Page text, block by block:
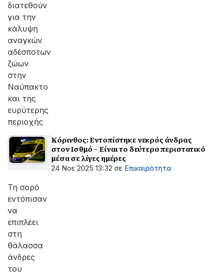
διατεθούν
για την
κάλυψη
αναγκών
αδέσποτων
ζώων
στην
Ναύπακτο
και της
ευρύτερης
περιοχής
Κόρινθος: Εντοπίστηκε νεκρός άνδρας
στον Ισθμό – Είναι το δεύτερο περιστατικό
μέσα σε λίγες ημέρες
24 Νοε 2025 13:32 σε Επικαιρότητα
Τη σορό
εντόπισαν
να
επιπλέει
στη
θάλασσα
άνδρες
του